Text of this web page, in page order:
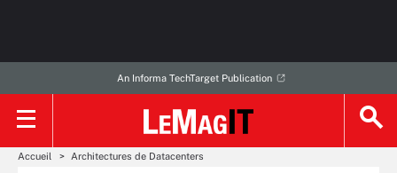
An Informa TechTarget Publication
Accueil Architectures de Datacenters